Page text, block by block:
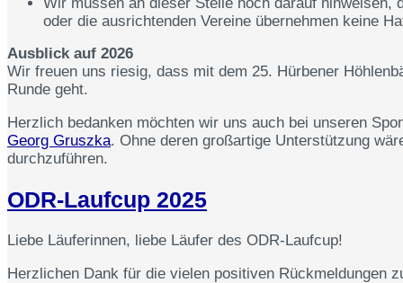
oder die ausrichtenden Vereine übernehmen keine
Ausblick auf 2026
Wir freuen uns riesig, dass mit dem 25. Hürbener
Runde geht.
Herzlich bedanken möchten wir uns auch bei unseren
Georg Gruszka. Ohne deren großartige Unterstützung
durchzuführen.
ODR-Laufcup 2025
Liebe Läuferinnen, liebe Läufer des ODR-Laufcup!
Herzlichen Dank für die vielen positiven Rückmeldungen